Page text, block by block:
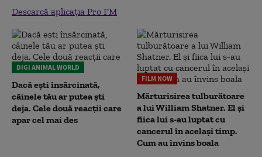
Descarcă aplicația Pro FM
DIGI ANIMAL WORLD
Dacă ești însărcinată,
câinele tău ar putea ști
deja. Cele două reacții care
apar cel mai des
FILM NOW
Mărturisirea tulburătoare
a lui William Shatner. El și
fiica lui s-au luptat cu
cancerul în același timp.
Cum au învins boala